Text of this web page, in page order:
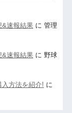
&速報結果に 管理
&速報結果に 野球
入方法を紹介! に